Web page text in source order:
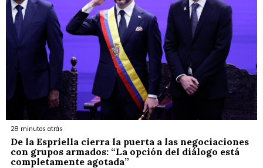
28 minutos atrás
De la Espriella cierra la puerta a las negociaciones
con grupos armados: “La opción del diálogo está
completamente agotada”